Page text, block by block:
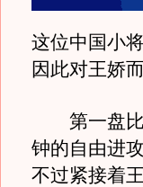
这位中国小
因此对王娇
第一盘比
钟的自由进
不过紧接着